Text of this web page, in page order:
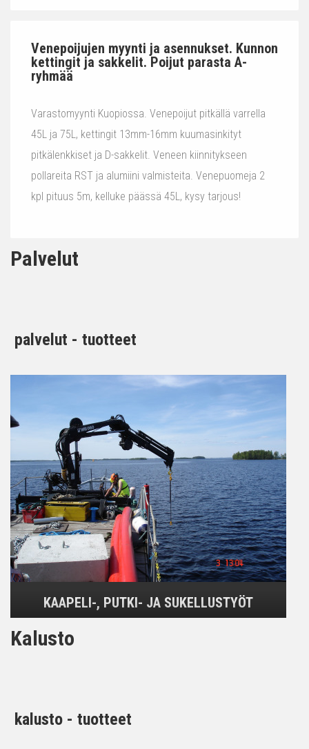
Venepoijujen myynti ja asennukset. Kunnon
kettingit ja sakkelit. Poijut parasta A-
ryhmää
Varastomyynti Kuopiossa. Venepoijut pitkällä varrella
45L ja 75L, kettingit 13mm-16mm kuumasinkityt
pitkälenkkiset ja D-sakkelit. Veneen kiinnitykseen
pollareita RST ja alumiini valmisteita. Venepuomeja 2
kpl pituus 5m, kelluke päässä 45L, kysy tarjous!
Palvelut
palvelut - tuotteet
KAAPELI-, PUTKI- JA SUKELLUSTYÖT
Kalusto
kalusto - tuotteet